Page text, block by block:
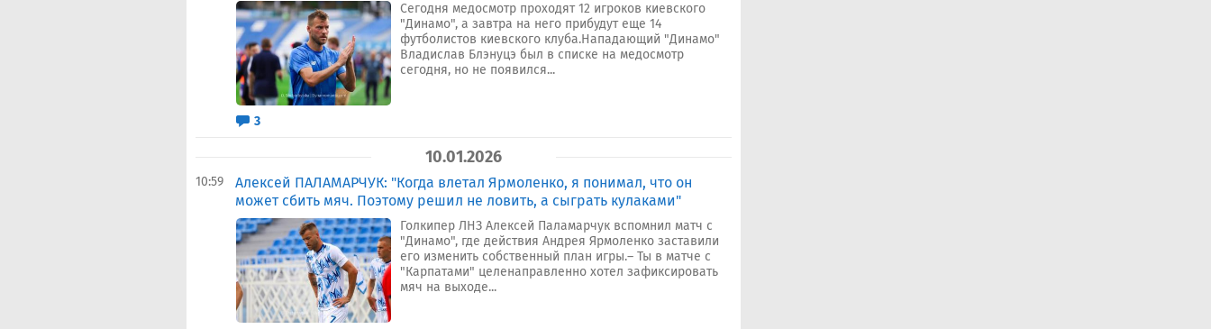
Сегодня медосмотр проходят 12 игроков киевского
"Динамо", а завтра на него прибудут еще 14
футболистов киевского клуба.Нападающий "Динамо"
Владислав Блэнуцэ был в списке на медосмотр
сегодня, но не появился...
3
10.01.2026
10:59
Алексей ПАЛАМАРЧУК: "Когда влетал Ярмоленко, я понимал, что он
может сбить мяч. Поэтому решил не ловить, а сыграть кулаками"
Голкипер ЛНЗ Алексей Паламарчук вспомнил матч с
"Динамо", где действия Андрея Ярмоленко заставили
его изменить собственный план игры.– Ты в матче с
"Карпатами" целенаправленно хотел зафиксировать
мяч на выходе...